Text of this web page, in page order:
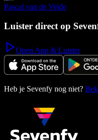
Pascal van de Velde
Luister direct op
Open App & Luister
Heb je Sevenfy nog niet?